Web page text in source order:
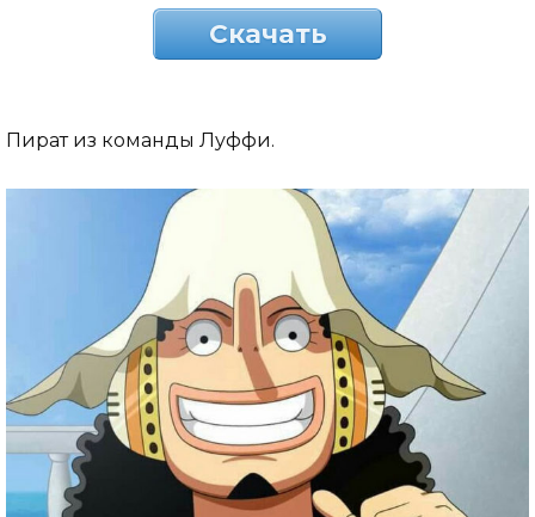
Скачать
Пират из команды Луффи.